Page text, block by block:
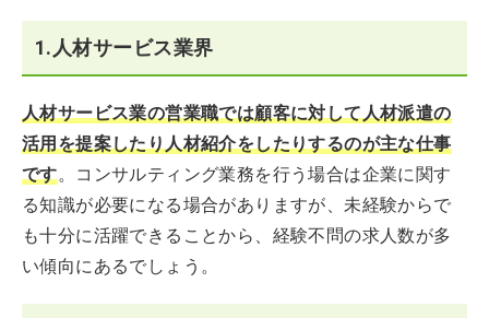
1.人材サービス業界
人材サービス業の営業職では顧客に対して人材派遣の
活用を提案したり人材紹介をしたりするのが主な仕事
です。コンサルティング業務を行う場合は企業に関す
る知識が必要になる場合がありますが、未経験からで
も十分に活躍できることから、経験不問の求人数が多
い傾向にあるでしょう。